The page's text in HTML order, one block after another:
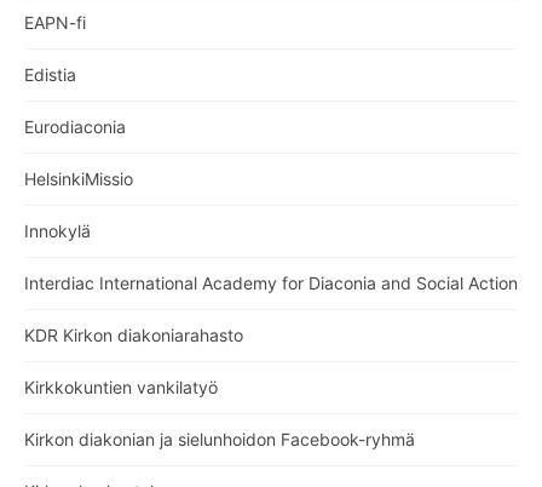
EAPN-fi
Edistia
Eurodiaconia
HelsinkiMissio
Innokylä
Interdiac International Academy for Diaconia and Social Action
KDR Kirkon diakoniarahasto
Kirkkokuntien vankilatyö
Kirkon diakonian ja sielunhoidon Facebook-ryhmä